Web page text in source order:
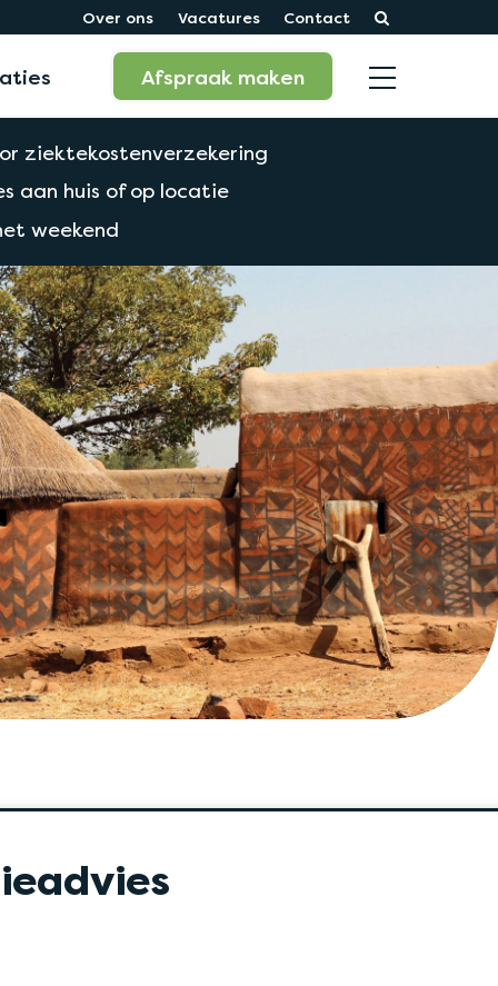
Over ons Vacatures Contact
Afspraak maken
ziektekostenverzekering
aan huis of op locatie
weekend